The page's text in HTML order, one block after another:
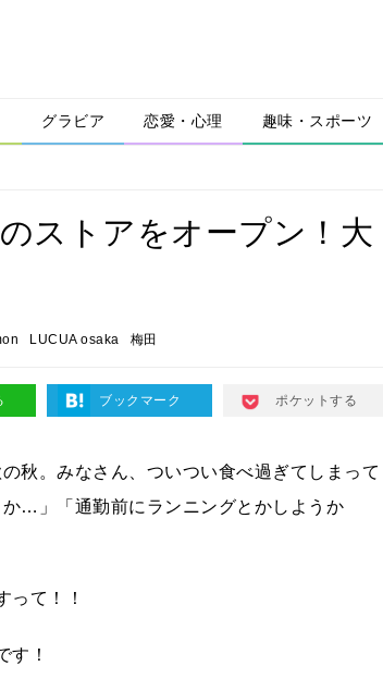
グラビア 恋愛・心理 趣味・スポーツ
ストアをオープン！大
LUCUA osaka 梅田
ブックマーク ポケットする
秋。みなさん、ついつい食べ過ぎてしまって
…」「通勤前にランニングとかしようか
って！！
す！